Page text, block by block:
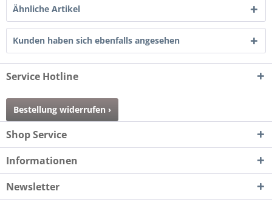
Ähnliche Artikel
Kunden haben sich ebenfalls angesehen
Service Hotline
Bestellung widerrufen ›
Shop Service
Informationen
Newsletter